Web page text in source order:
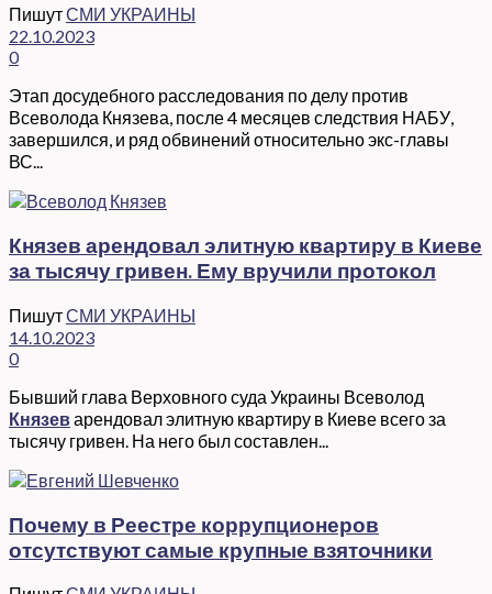
ПишутСМИ УКРАИНЫ
22.10.2023
0
Этап досудебного расследования по делу против
Всеволода Князева, после 4 месяцев следствия НАБУ,
завершился, и ряд обвинений относительно экс-главы
ВС...
Князев арендовал элитную квартиру в Киеве
за тысячу гривен. Ему вручили протокол
ПишутСМИ УКРАИНЫ
14.10.2023
0
Бывший глава Верховного суда Украины Всеволод
Князеварендовал элитную квартиру в Киеве всего за
тысячу гривен. На него был составлен...
Почему в Реестре коррупционеров
отсутствуют самые крупные взяточники